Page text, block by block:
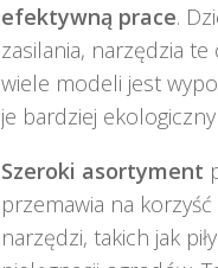
efektywną prace.
zasilania, narzędzia
wiele modeli jest
je bardziej
Szeroki asortyment
przemawia na
narzędzi, takich jak